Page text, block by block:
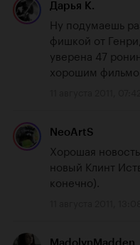
Дарья К.
Ну подумаешь
фишкой от
уверена 47
хорошим
NeoArtS
Хорошая
новый Клинт
конечно).